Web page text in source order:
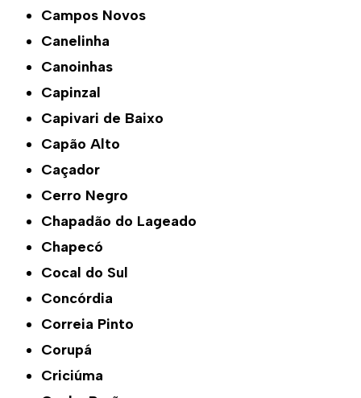
Campos Novos
Canelinha
Canoinhas
Capinzal
Capivari de Baixo
Capão Alto
Caçador
Cerro Negro
Chapadão do Lageado
Chapecó
Cocal do Sul
Concórdia
Correia Pinto
Corupá
Criciúma